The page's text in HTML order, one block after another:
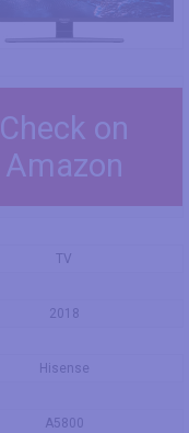
Check on
Amazon
TV
2018
Hisense
A5800